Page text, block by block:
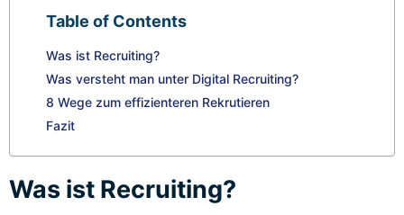
Table of Contents
Was ist Recruiting?
Was versteht man unter Digital Recruiting?
8 Wege zum effizienteren Rekrutieren
Fazit
Was ist Recruiting?